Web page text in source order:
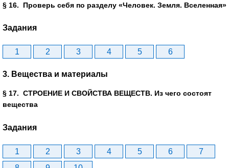
§ 16. Проверь себя по разделу «Человек. Земля. Вселенная»
Задания
1 2 3 4 5 6
3. Вещества и материалы
§ 17. СТРОЕНИЕ И СВОЙСТВА ВЕЩЕСТВ. Из чего состоят
вещества
Задания
1 2 3 4 5 6
7